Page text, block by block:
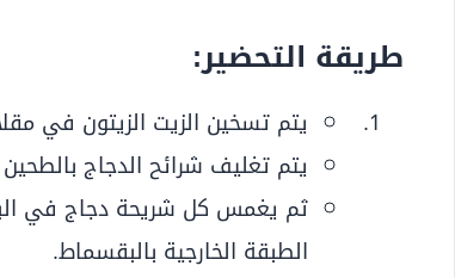
طريقة التحضير:
يتم تسخين الزيت الزيتون في
يتم تغليف شرائح الدجاج
ثم يغمس كل شريحة دجاج في
الطبقة الخارجية بالبقسماط.